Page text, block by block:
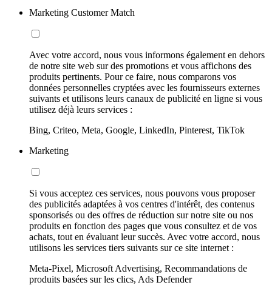
Marketing Customer Match
Avec votre accord, nous vous informons également en dehors
de notre site web sur des promotions et vous affichons des
produits pertinents. Pour ce faire, nous comparons vos
données personnelles cryptées avec les fournisseurs externes
suivants et utilisons leurs canaux de publicité en ligne si vous
utilisez déjà leurs services :
Bing, Criteo, Meta, Google, LinkedIn, Pinterest, TikTok
Marketing
Si vous acceptez ces services, nous pouvons vous proposer
des publicités adaptées à vos centres d'intérêt, des contenus
sponsorisés ou des offres de réduction sur notre site ou nos
produits en fonction des pages que vous consultez et de vos
achats, tout en évaluant leur succès. Avec votre accord, nous
utilisons les services tiers suivants sur ce site internet :
Meta-Pixel, Microsoft Advertising, Recommandations de
produits basées sur les clics, Ads Defender